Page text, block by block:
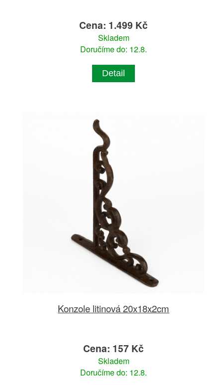
Cena: 1.499 Kč
Skladem
Doručíme do: 12.8.
Detail
Konzole litinová 20x18x2cm
Cena: 157 Kč
Skladem
Doručíme do: 12.8.